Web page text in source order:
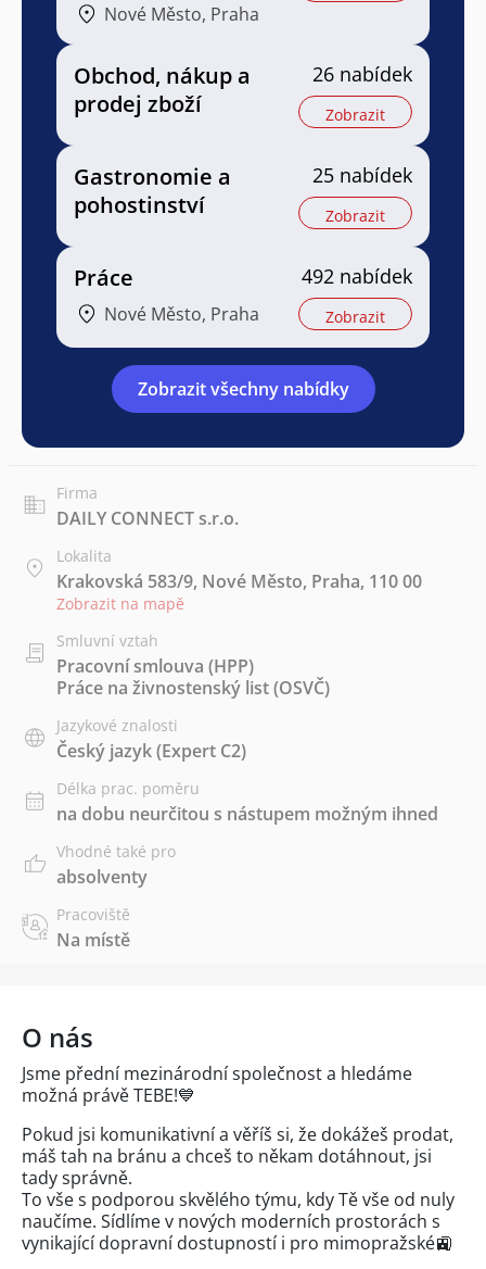
Nové Město, Praha
Obchod, nákup a
prodej zboží
26 nabídek
Zobrazit
Gastronomie a
pohostinství
25 nabídek
Zobrazit
Práce
Nové Město, Praha
492 nabídek
Zobrazit
Zobrazit všechny nabídky
Firma
DAILY CONNECT s.r.o.
Lokalita
Krakovská 583/9, Nové Město, Praha, 110 00
Zobrazit na mapě
Smluvní vztah
Pracovní smlouva (HPP)
Práce na živnostenský list (OSVČ)
Jazykové znalosti
Český jazyk(Expert C2)
Délka prac. poměru
na dobu neurčitou s nástupem možným ihned
Vhodné také pro
absolventy
Pracoviště
Na místě
O nás
Jsme přední mezinárodní společnost a hledáme
možná právě TEBE!💙
Pokud jsi komunikativní a věříš si, že dokážeš prodat,
máš tah na bránu a chceš to někam dotáhnout, jsi
tady správně.
To vše s podporou skvělého týmu, kdy Tě vše od nuly
naučíme. Sídlíme v nových moderních prostorách s
vynikající dopravní dostupností i pro mimopražské🚉